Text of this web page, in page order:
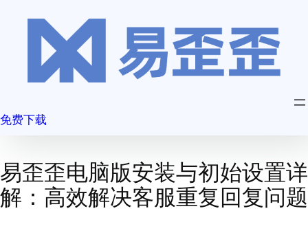
免费下载
易歪歪电脑版安装与初始设置详
解：高效解决客服重复回复问题